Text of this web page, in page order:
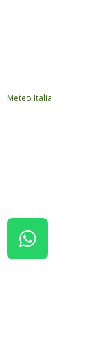
Meteo Italia
W
H